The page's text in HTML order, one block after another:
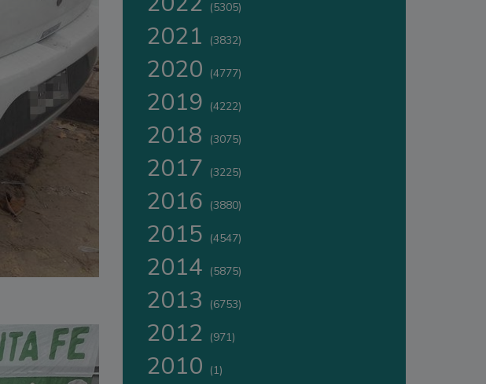
(5305)
2021 (3832)
2020 (4777)
2019 (4222)
2018 (3075)
2017 (3225)
2016 (3880)
2015 (4547)
2014 (5875)
2013 (6753)
2012 (971)
2010 (1)